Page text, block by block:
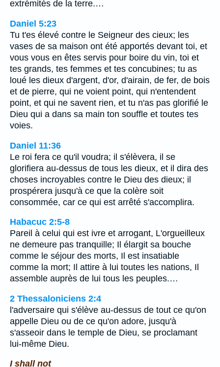
extrémités de la terre.…
Daniel 5:23
Tu t'es élevé contre le Seigneur des cieux; les
vases de sa maison ont été apportés devant toi, et
vous vous en êtes servis pour boire du vin, toi et
tes grands, tes femmes et tes concubines; tu as
loué les dieux d'argent, d'or, d'airain, de fer, de bois
et de pierre, qui ne voient point, qui n'entendent
point, et qui ne savent rien, et tu n'as pas glorifié le
Dieu qui a dans sa main ton souffle et toutes tes
voies.
Daniel 11:36
Le roi fera ce qu'il voudra; il s'élèvera, il se
glorifiera au-dessus de tous les dieux, et il dira des
choses incroyables contre le Dieu des dieux; il
prospérera jusqu'à ce que la colère soit
consommée, car ce qui est arrêté s'accomplira.
Habacuc 2:5-8
Pareil à celui qui est ivre et arrogant, L'orgueilleux
ne demeure pas tranquille; Il élargit sa bouche
comme le séjour des morts, Il est insatiable
comme la mort; Il attire à lui toutes les nations, Il
assemble auprès de lui tous les peuples.…
2 Thessaloniciens 2:4
l'adversaire qui s'élève au-dessus de tout ce qu'on
appelle Dieu ou de ce qu'on adore, jusqu'à
s'asseoir dans le temple de Dieu, se proclamant
lui-même Dieu.
I shall not